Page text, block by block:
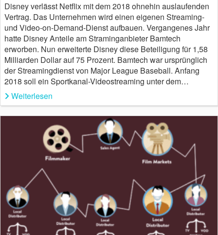
Disney verlässt Netflix mit dem 2018 ohnehin auslaufenden
Vertrag. Das Unternehmen wird einen eigenen Streaming-
und Video-on-Demand-Dienst aufbauen. Vergangenes Jahr
hatte Disney Anteile am Straminganbieter Bamtech
erworben. Nun erweiterte Disney diese Beteiligung für 1,58
Milliarden Dollar auf 75 Prozent. Bamtech war ursprünglich
der Streamingdienst von Major League Baseball. Anfang
2018 soll ein Sportkanal-Videostreaming unter dem…
Weiterlesen